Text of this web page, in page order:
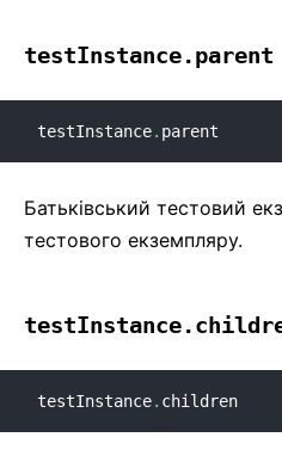
testInstance.parent
testInstance. parent
Батьківський тестовий
тестового екземпляру.
testInstance. children